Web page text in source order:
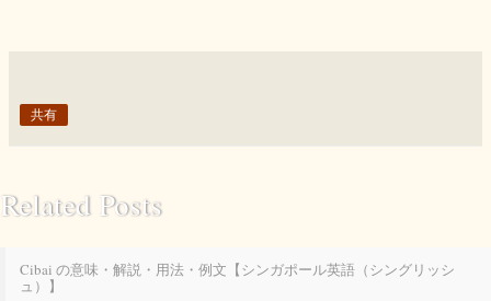
共有
Related Posts
Cibai の意味・解説・用法・例文【シンガポール英語（シングリッシ
ュ）】